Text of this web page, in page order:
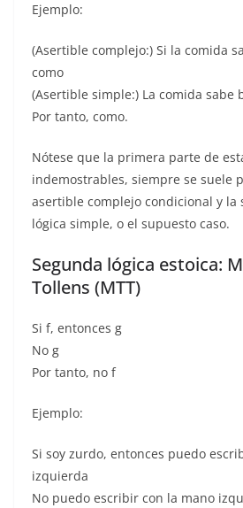
Ejemplo:
(Asertible complejo:) Si la comida
como
(Asertible simple:) La comida sabe
Por tanto, como.
Nótese que la primera parte de
indemostrables, siempre se suele
asertible complejo condicional y la
lógica simple, o el supuesto caso.
Segunda lógica estoica:
Tollens (MTT)
Si f, entonces g
No g
Por tanto, no f
Ejemplo:
Si soy zurdo, entonces puedo
izquierda
No puedo escribir con la mano